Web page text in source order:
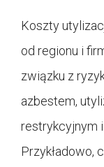
Koszty
od regionu i
związku z
azbestem,
restrykcyjnym
Przykładowo,